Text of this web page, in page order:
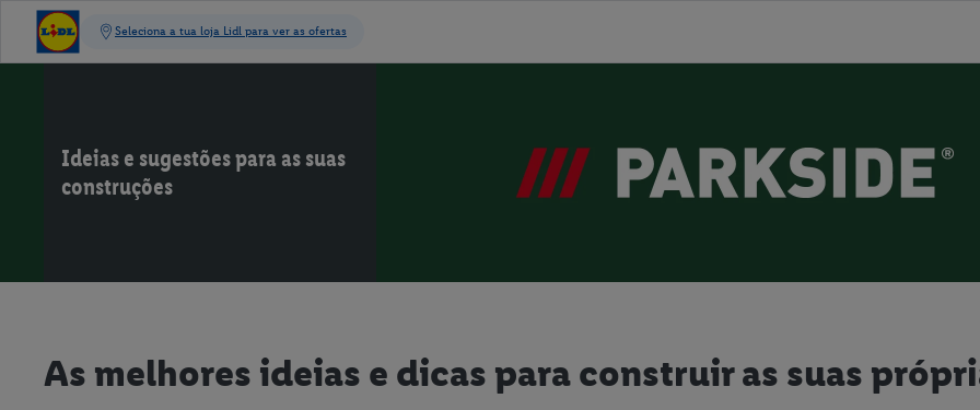
Ideias e sugestões para as suas
construções
As melhores ideias e dicas para construir as suas